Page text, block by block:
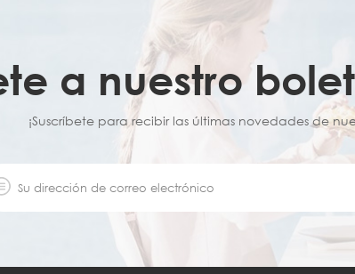
a nuestro
¡Suscríbete para recibir las últimas novedades de